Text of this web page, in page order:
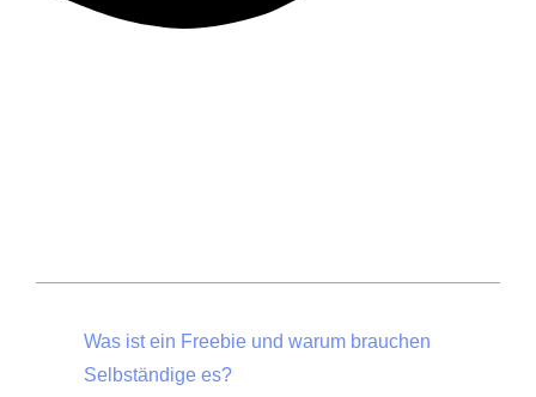
Was ist ein Freebie und warum brauchen
Selbständige es?